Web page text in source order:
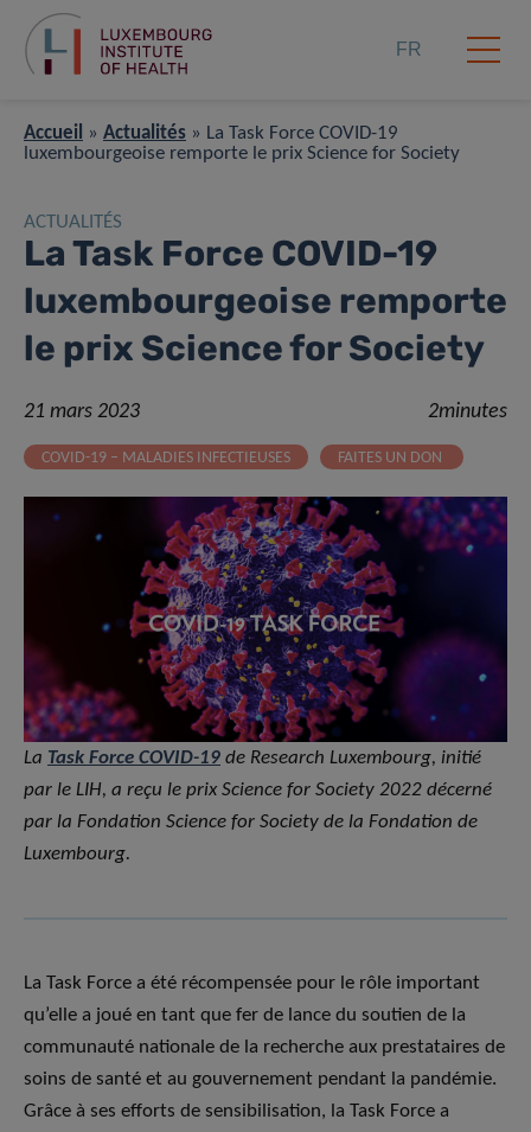
FR
Accueil » Actualités » La Task Force COVID-19
luxembourgeoise remporte le prix Science for Society
ACTUALITÉS
La Task Force COVID-19
luxembourgeoise remporte
le prix Science for Society
21 mars 2023 2minutes
COVID-19 – MALADIES INFECTIEUSES FAITES UN DON
La Task Force COVID-19 de Research Luxembourg, initié
par le LIH, a reçu le prix Science for Society 2022 décerné
par la Fondation Science for Society de la Fondation de
Luxembourg.
La Task Force a été récompensée pour le rôle important
qu’elle a joué en tant que fer de lance du soutien de la
communauté nationale de la recherche aux prestataires de
soins de santé et au gouvernement pendant la pandémie.
Grâce à ses efforts de sensibilisation, la Task Force a